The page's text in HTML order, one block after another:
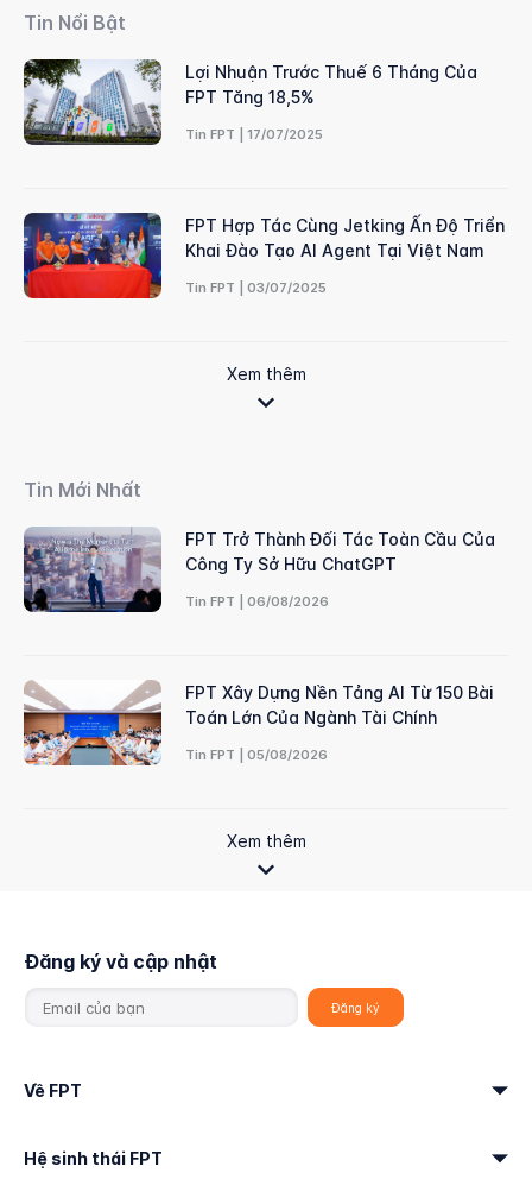
Tin Nổi Bật
Lợi Nhuận Trước Thuế 6 Tháng Của
FPT Tăng 18,5%
Tin FPT | 17/07/2025
FPT Hợp Tác Cùng Jetking Ấn Độ Triển
Khai Đào Tạo AI Agent Tại Việt Nam
Tin FPT | 03/07/2025
Xem thêm
Tin Mới Nhất
FPT Trở Thành Đối Tác Toàn Cầu Của
Công Ty Sở Hữu ChatGPT
Tin FPT | 06/08/2026
FPT Xây Dựng Nền Tảng AI Từ 150 Bài
Toán Lớn Của Ngành Tài Chính
Tin FPT | 05/08/2026
Xem thêm
Đăng ký và cập nhật
Về FPT
Hệ sinh thái FPT